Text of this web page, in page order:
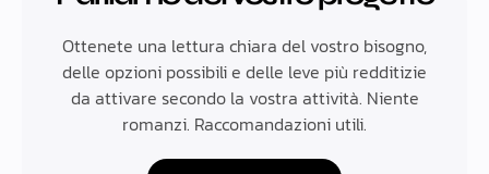
Ottenete una lettura chiara del vostro bisogno,
delle opzioni possibili e delle leve più redditizie
da attivare secondo la vostra attività. Niente
romanzi. Raccomandazioni utili.